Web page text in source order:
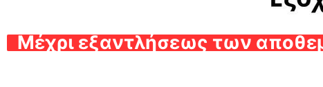
Μέχρι εξαντλήσεως των